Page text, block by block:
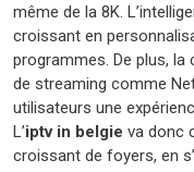
même de la 8K.
croissant en
programmes. De plus,
de streaming comme
utilisateurs une
L’iptv in belgie va donc
croissant de foyers, en